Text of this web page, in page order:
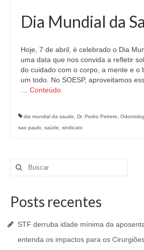
Dia Mundial da
Hoje, 7 de abril, é celebrado o Dia
uma data que nos convida a refletir
do cuidado com o corpo, a mente e o
um todo. No SOESP, aproveitamos
Conteúdo
dia mundial da saude Dr. Pedro Petrere
sao paulo
saúde sindicato
Buscar
por:
Posts recentes
STF derruba idade mínima da
entenda os impactos para os